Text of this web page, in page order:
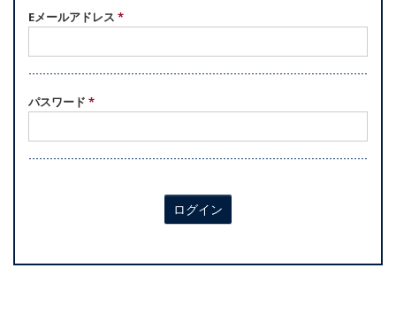
Eメールアドレス *
パスワード *
ログイン